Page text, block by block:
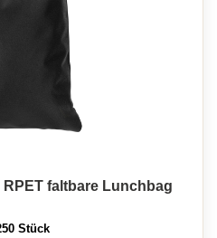
faltbare Lunchbag
Stück